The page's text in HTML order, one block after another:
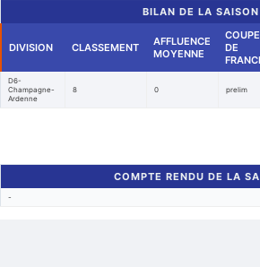
BILAN DE LA SAISON
DIVISION CLASSEMENT
AFFLUENCE
MOYENNE
COUPE
DE
D6-
Champagne-
Ardenne
8 0 prelim
COMPTE RENDU DE LA
-